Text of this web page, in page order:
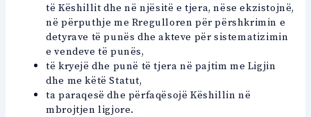
të Këshillit dhe në njësitë e tjera, nëse ekzistojnë,
në përputhje me Rregulloren për përshkrimin e
detyrave të punës dhe akteve për sistematizimin
e vendeve të punës,
të kryejë dhe punë të tjera në pajtim me Ligjin
dhe me këtë Statut,
ta paraqesë dhe përfaqësojë Këshillin në
mbrojtjen ligjore.